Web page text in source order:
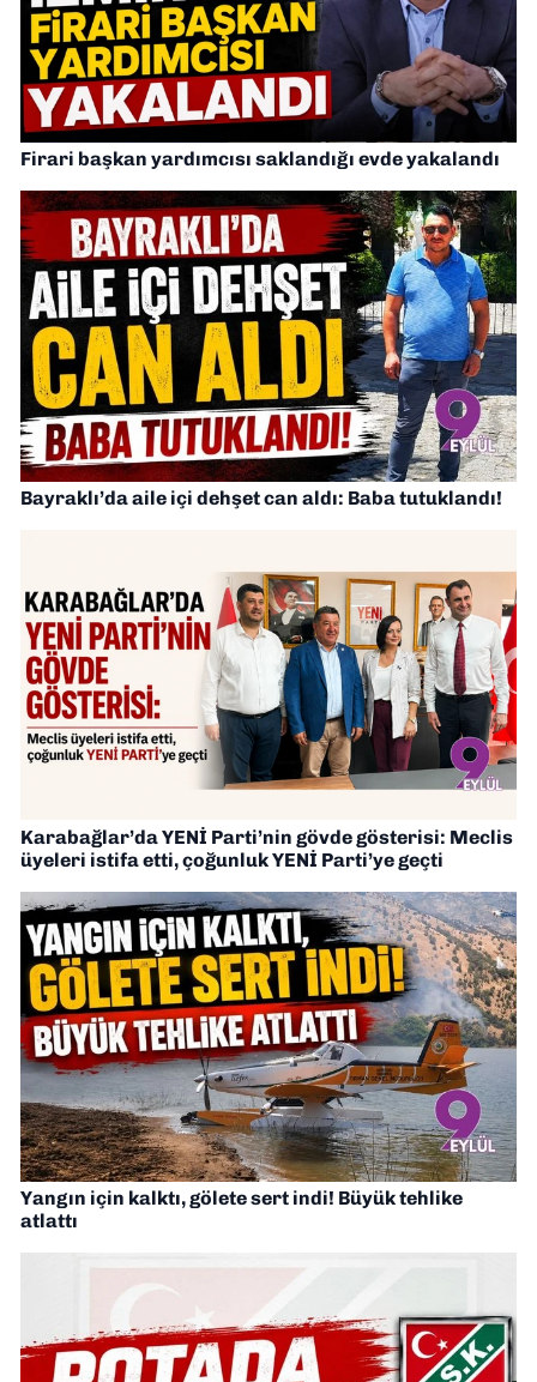
Firari başkan yardımcısı saklandığı evde yakalandı
Bayraklı’da aile içi dehşet can aldı: Baba tutuklandı!
Karabağlar’da YENİ Parti’nin gövde gösterisi: Meclis
üyeleri istifa etti, çoğunluk YENİ Parti’ye geçti
Yangın için kalktı, gölete sert indi! Büyük tehlike
atlattı